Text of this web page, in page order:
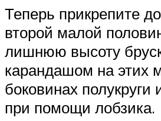
Теперь прикрепите
второй малой
лишнюю высоту
карандашом на этих
боковинах
при помощи лобзика.